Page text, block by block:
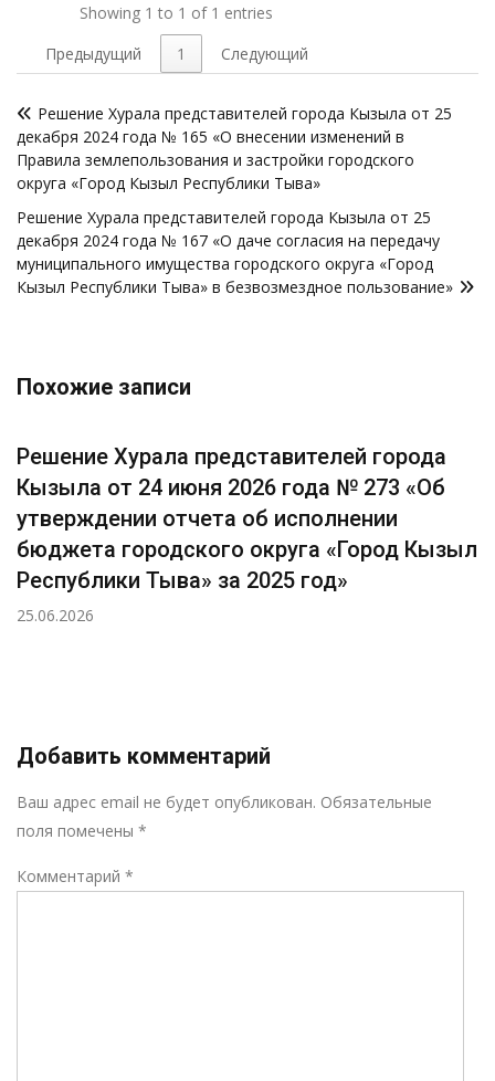
Showing 1 to 1 of 1 entries
Предыдущий
1 Следующий
по
записям
Решение Хурала представителей города Кызыла от 25
декабря 2024 года № 165 «О внесении изменений в
Правила землепользования и застройки городского
округа «Город Кызыл Республики Тыва»
Решение Хурала представителей города Кызыла от 25
декабря 2024 года № 167 «О даче согласия на передачу
муниципального имущества городского округа «Город
Кызыл Республики Тыва» в безвозмездное пользование»
Похожие записи
Решение Хурала представителей города
Кызыла от 24 июня 2026 года № 273 «Об
утверждении отчета об исполнении
бюджета городского округа «Город Кызыл
Республики Тыва» за 2025 год»
25.06.2026
Добавить комментарий
Ваш адрес email не будет опубликован. Обязательные
поля помечены *
Комментарий *